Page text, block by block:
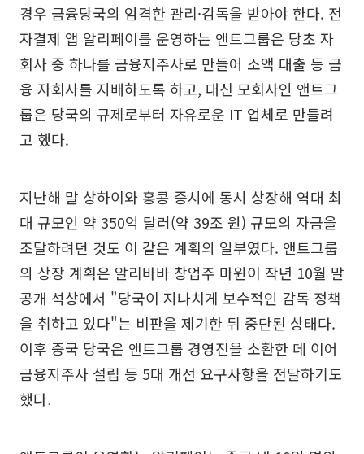
경우 금융당국의 엄격한 관리·감독을 받아야 한다. 전
자결제 앱 알리페이를 운영하는 앤트그룹은 당초 자
회사 중 하나를 금융지주사로 만들어 소액 대출 등 금
융 자회사를 지배하도록 하고, 대신 모회사인 앤트그
룹은 당국의 규제로부터 자유로운 IT 업체로 만들려
고 했다.
지난해 말 상하이와 홍콩 증시에 동시 상장해 역대 최
대 규모인 약 350억 달러(약 39조 원) 규모의 자금을
조달하려던 것도 이 같은 계획의 일부였다. 앤트그룹
의 상장 계획은 알리바바 창업주 마윈이 작년 10월 말
공개 석상에서 "당국이 지나치게 보수적인 감독 정책
을 취하고 있다"는 비판을 제기한 뒤 중단된 상태다.
이후 중국 당국은 앤트그룹 경영진을 소환한 데 이어
금융지주사 설립 등 5대 개선 요구사항을 전달하기도
했다.